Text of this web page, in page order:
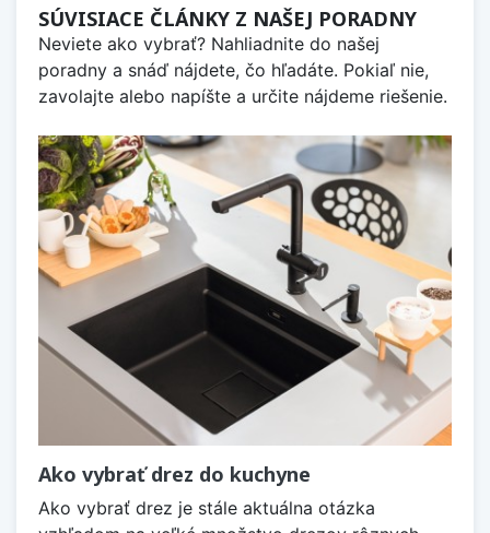
SÚVISIACE ČLÁNKY Z NAŠEJ PORADNY
Neviete ako vybrať? Nahliadnite do našej
poradny a snáď nájdete, čo hľadáte. Pokiaľ nie,
zavolajte alebo napíšte a určite nájdeme riešenie.
Ako vybrať drez do kuchyne
Ako vybrať drez je stále aktuálna otázka